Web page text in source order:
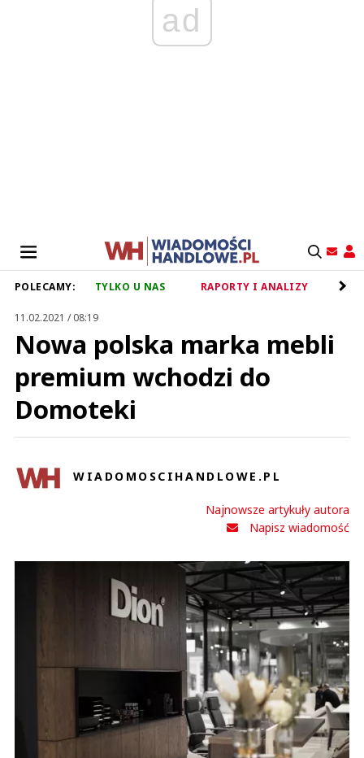
ad
POLECAMY: TYLKO U NAS RAPORTY I ANALIZY
11.02.2021 / 08:19
Nowa polska marka mebli
premium wchodzi do
Domoteki
WIADOMOSCIHANDLOWE.PL
Najnowsze artykuły autora
Napisz wiadomość